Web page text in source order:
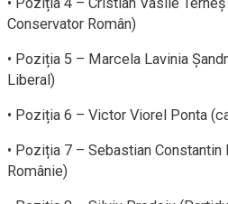
Conservator Român)
• Poziția 5 – Marcela Lavinia
Liberal)
• Poziția 6 – Victor Viorel Ponta
• Poziția 7 – Sebastian
Românie)